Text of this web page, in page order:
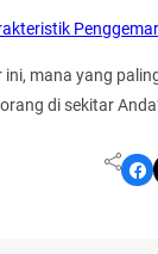
mana yang
di sekitar
Share on Facebook